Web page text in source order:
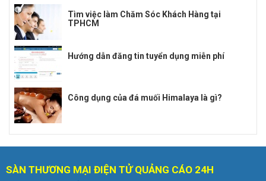
Tìm việc làm Chăm Sóc Khách Hàng tại
TPHCM
Hướng dẫn đăng tin tuyển dụng miễn phí
Công dụng của đá muối Himalaya là gì?
SÀN THƯƠNG MẠI ĐIỆN TỬ QUẢNG CÁO 24H